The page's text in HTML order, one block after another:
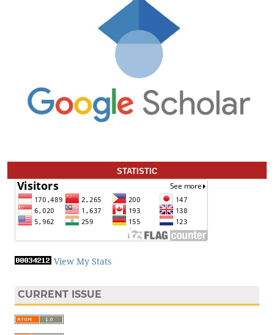
STATISTIC
View My Stats
CURRENT ISSUE